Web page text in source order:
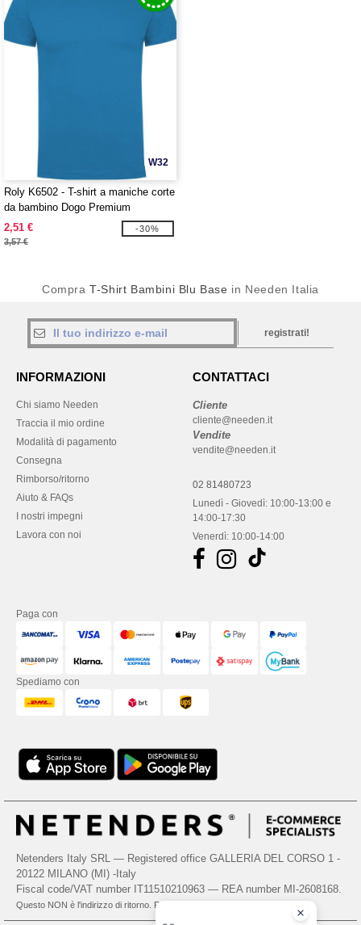
W32
Roly K6502 - T-shirt a maniche corte
da bambino Dogo Premium
2,51 €
3,57 €
-30%
CompraT-Shirt Bambini Blu Base in Needen Italia
registrati!
INFORMAZIONI
Chi siamo Needen
Traccia il mio ordine
Modalità di pagamento
Consegna
Rimborso/ritorno
Aiuto & FAQs
I nostri impegni
Lavora con noi
CONTATTACI
Cliente
cliente@needen.it
Vendite
vendite@needen.it
02 81480723
Lunedì - Giovedì: 10:00-13:00 e
14:00-17:30
Venerdì: 10:00-14:00
Paga con
Spediamo con
Netenders Italy SRL — Registered office GALLERIA DEL CORSO 1 -
20122 MILANO (MI) -Italy
Fiscal code/VAT number IT11510210963 — REA number MI-2608168.
Questo NON è l'indirizzo di ritorno. Per i resi, vedere qui